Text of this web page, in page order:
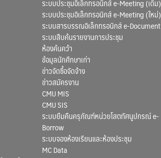
ระบบประชุมอิเล็กทรอนิกส์ e-Meeting (เดิม)
ระบบประชุมอิเล็กทรอนิกส์ e-Meeting (ใหม่)
ระบบสารบรรณอิเล็กทรอนิกส์ e-Document
ระบบสืบค้นรายงานการประชุม
ห้องค้นคว้า
ข้อมูลนักศึกษาเก่า
ข่าวจัดซื้อจัดจ้าง
ข่าวสมัครงาน
CMU MIS
CMU SIS
ระบบยืมคืนครุภัณฑ์หน่วยโสตทัศนูปกรณ์ e-
Borrow
ระบบจองห้องเรียนและห้องประชุม
MC Data